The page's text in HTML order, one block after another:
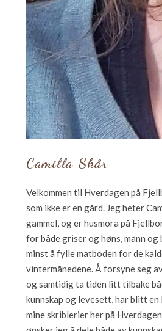
Camilla Skår
Velkommen til Hverdagen på
som ikke er en gård. Jeg heter
gammel, og er husmora på
for både griser og høns, mann og
minst å fylle matboden for de
vintermånedene. Å forsyne seg
og samtidig ta tiden litt tilbake
kunnskap og levesett, har blitt en
mine skriblerier her på